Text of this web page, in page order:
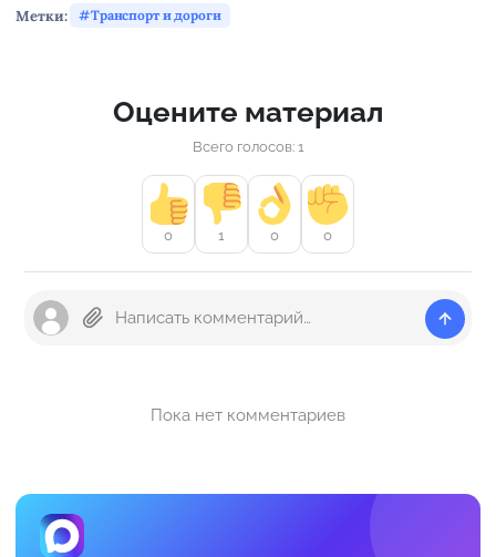
Метки: Транспорт и дороги
Оцените материал
Всего голосов: 1
0 1 0 0
Пока нет комментариев